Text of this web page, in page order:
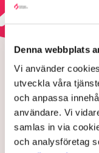
Denna webbplats
Vi använder
utveckla våra
och anpassa
användare. Vi
samlas in via
och analysföretag
Polisens
Grimsås:
och